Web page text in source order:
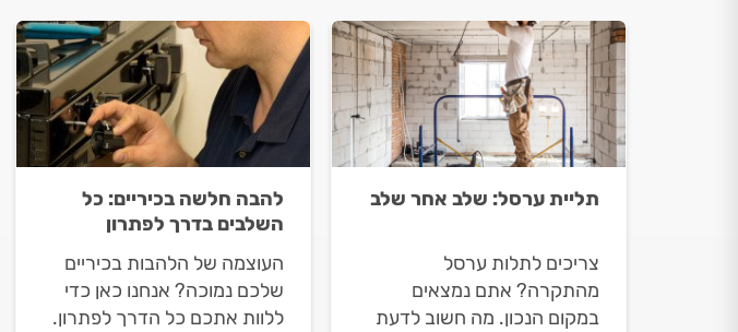
תליית ערסל: שלב אחר שלב
צריכים לתלות ערסל
מהתקרה? אתם נמצאים
במקום הנכון. מה חשוב לדעת
להבה חלשה בכיריים: כל
השלבים בדרך לפתרון
העוצמה של הלהבות בכיריים
שלכם נמוכה? אנחנו כאן כדי
ללוות אתכם כל הדרך לפתרון.